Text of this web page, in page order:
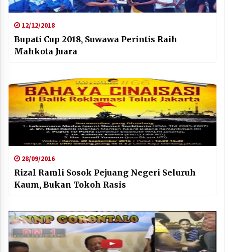
12/12/2018
Bupati Cup 2018, Suwawa Perintis Raih
Mahkota Juara
28/09/2016
Rizal Ramli Sosok Pejuang Negeri Seluruh
Kaum, Bukan Tokoh Rasis